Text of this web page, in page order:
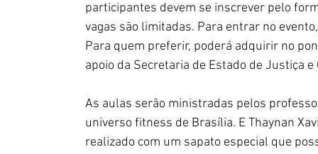
participantes devem se inscrever pelo
vagas são limitadas. Para entrar no
Para quem preferir, poderá adquirir no
apoio da Secretaria de Estado de Justiça
As aulas serão ministradas pelos
universo fitness de Brasília. E Thaynan
realizado com um sapato especial que